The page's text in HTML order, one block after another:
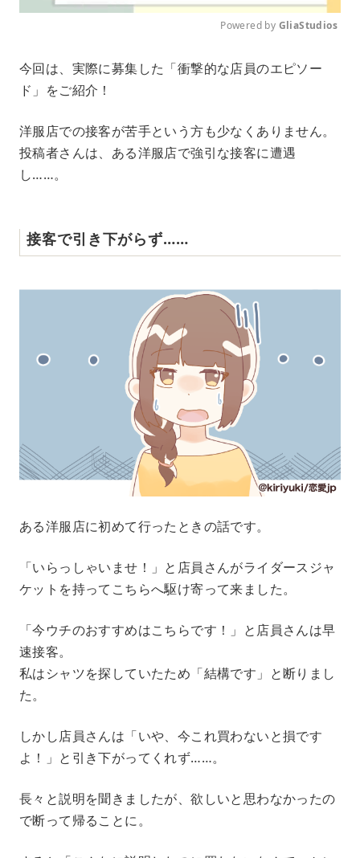
u
Powered by GliaStudios
今回は、実際に募集した「衝撃的な店員のエピソー
ド」をご紹介！
洋服店での接客が苦手という方も少なくありません。
投稿者さんは、ある洋服店で強引な接客に遭遇
し……。
接客で引き下がらず……
ある洋服店に初めて行ったときの話です。
「いらっしゃいませ！」と店員さんがライダースジャ
ケットを持ってこちらへ駆け寄って来ました。
「今ウチのおすすめはこちらです！」と店員さんは早
速接客。
私はシャツを探していたため「結構です」と断りまし
た。
しかし店員さんは「いや、今これ買わないと損です
よ！」と引き下がってくれず……。
長々と説明を聞きましたが、欲しいと思わなかったの
で断って帰ることに。